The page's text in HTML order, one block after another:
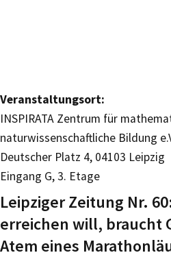
Veranstaltungsort:
INSPIRATA Zentrum für
naturwissenschaftliche Bildung
Deutscher Platz 4, 04103 Leipzig
Eingang G, 3. Etage
Leipziger Zeitung Nr.
erreichen will, braucht
Atem eines